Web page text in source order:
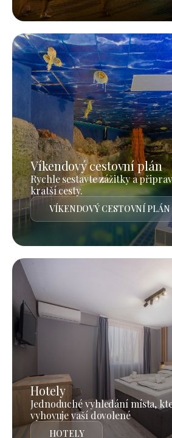
Víkendový cestovní plán
Rychle sestavte zážitky a
kratší cesty.
VÍKENDOVÝ CESTOVNÍ PLÁN
Hotely
Jednoduché vyhledání místa,
vyhovuje vaší dovolené
HOTELY